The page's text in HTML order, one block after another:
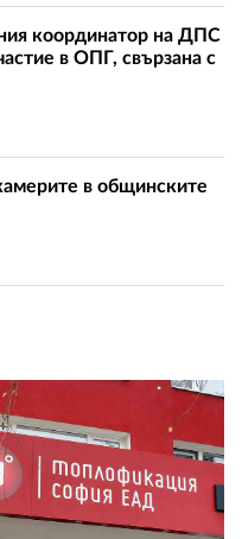
координатор на ДПС
в ОПГ, свързана с
в общинските